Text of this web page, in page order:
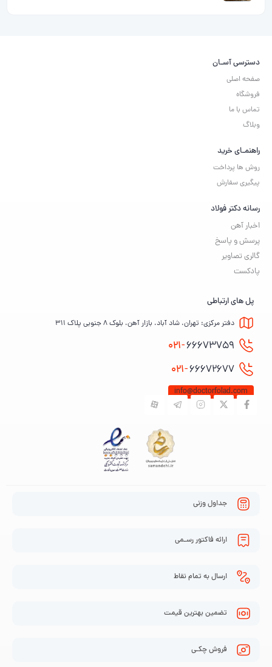
دسترسی آسـان
صفحه اصلی
فروشگاه
تماس با ما
وبلاگ
راهنمـای خرید
روش ها پرداخت
پیگیری سفارش
رسانه دکتر فولاد
اخبار آهن
پرسش و پاسخ
گالری تصاویر
پادکست
پل های ارتباطی
دفتر مرکزی: تهران، شاد آباد، بازار آهن، بلوک ۸ جنوبی پلاک ۳۱۱
021-66673759
021-66672677
info@doctorfolad.com
جداول وزنی
ارائه فاکتور رسـمی
ارسال به تمام نقاط
تضمین بهترین قیمت
فروش چکـی